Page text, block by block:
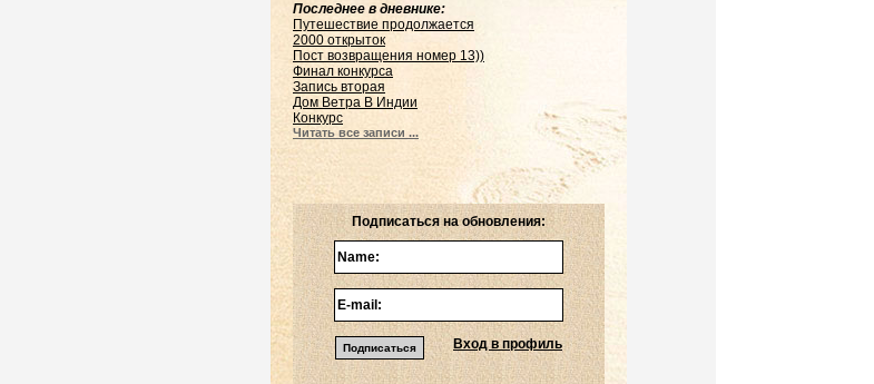
Последнее в дневнике:
Путешествие продолжается
2000 открыток
Пост возвращения номер 13))
Финал конкурса
Запись вторая
Дом Ветра В Индии
Конкурс
Читать все записи ...
Подписаться на обновления:
Вход в профиль